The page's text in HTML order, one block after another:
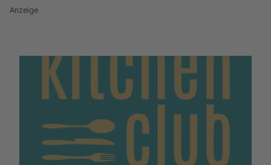
Anzeige